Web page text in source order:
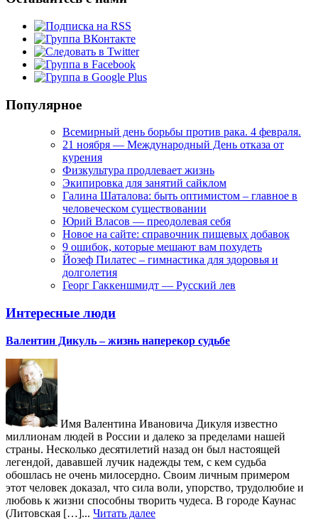
Популярное
Всемирный день борьбы против рака. 4 февраля.
21 ноября — Международный День отказа от
курения
Физкультура продлевает жизнь
Экипировка для занятий сайклом
Галина Шаталова: быть оптимистом – главное в
человеческом существовании
Юрий Власов — преодолевая себя
Новое на сайте: справочник пищевых добавок
9 ошибок, которые мешают вам похудеть
Йозеф Пилатес – гимнастика для здоровья и
долголетия
Георг Гаккеншмидт — Русский лев
Интересные люди
Валентин Дикуль – жизнь наперекор судьбе
Имя Валентина Ивановича Дикуля известно
миллионам людей в России и далеко за пределами нашей
страны. Несколько десятилетий назад он был настоящей
легендой, дававшей лучик надежды тем, с кем судьба
обошлась не очень милосердно. Своим личным примером
этот человек доказал, что сила воли, упорство, трудолюбие и
любовь к жизни способны творить чудеса. В городе Каунас
(Литовская […]... Читать далее